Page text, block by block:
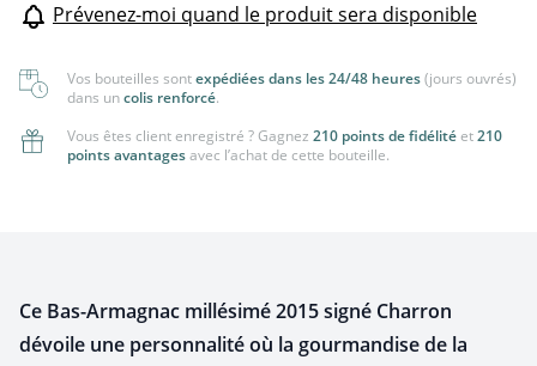
Prévenez-moi quand le produit sera disponible
Vos bouteilles sontexpédiées dans les 24/48 heures(jours ouvrés)
dans uncolis renforcé.
Vous êtes client enregistré ? Gagnez 210 points de fidélité et210
points avantagesavec l’achat de cette bouteille.
Ce Bas-Armagnac millésimé 2015 signé Charron
dévoile une personnalité où la gourmandise de la